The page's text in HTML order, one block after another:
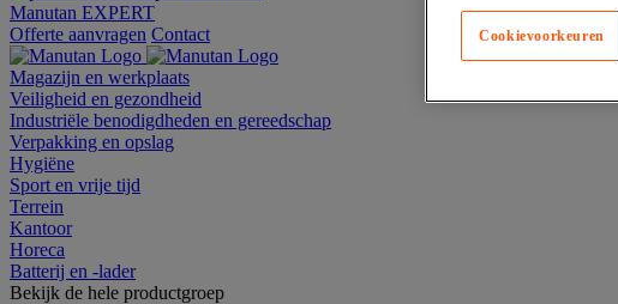
Manutan EXPERT
Offerte aanvragen Contact
Magazijn en werkplaats
Veiligheid en gezondheid
Industriële benodigdheden en gereedschap
Verpakking en opslag
Hygiëne
Sport en vrije tijd
Terrein
Kantoor
Horeca
Batterij en -lader
Bekijk de hele productgroep
Cookievoorkeuren